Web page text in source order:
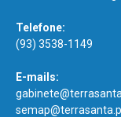
Telefone:
(93) 3538-1149
E-mails: